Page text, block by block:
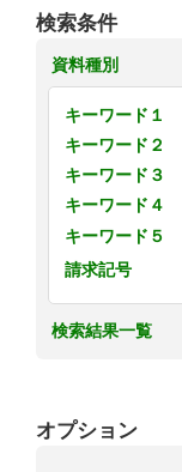
検索条件
資料種別
キーワード１
キーワード２
キーワード３
キーワード４
キーワード５
請求記号
検索結果一覧
オプション